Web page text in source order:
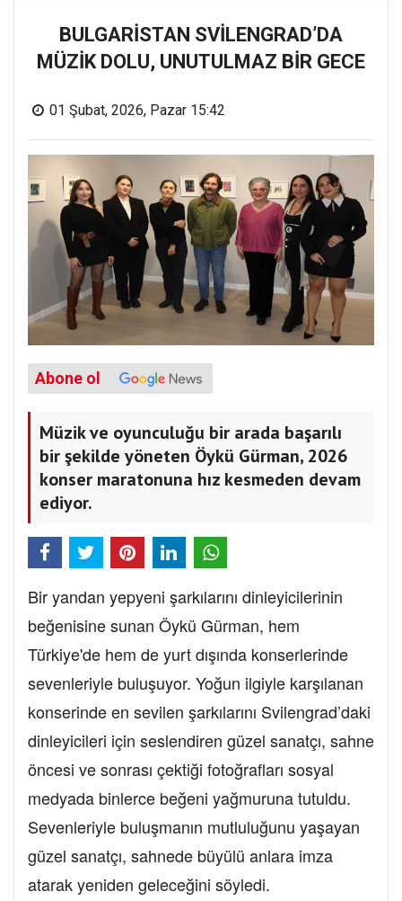
BULGARİSTAN SVİLENGRAD’DA
MÜZİK DOLU, UNUTULMAZ BİR GECE
01 Şubat, 2026, Pazar 15:42
Abone ol
Müzik ve oyunculuğu bir arada başarılı
bir şekilde yöneten Öykü Gürman, 2026
konser maratonuna hız kesmeden devam
ediyor.
Bir yandan yepyeni şarkılarını dinleyicilerinin
beğenisine sunan Öykü Gürman, hem
Türkiye'de hem de yurt dışında konserlerinde
sevenleriyle buluşuyor. Yoğun ilgiyle karşılanan
konserinde en sevilen şarkılarını Svilengrad’daki
dinleyicileri için seslendiren güzel sanatçı, sahne
öncesi ve sonrası çektiği fotoğrafları sosyal
medyada binlerce beğeni yağmuruna tutuldu.
Sevenleriyle buluşmanın mutluluğunu yaşayan
güzel sanatçı, sahnede büyülü anlara imza
atarak yeniden geleceğini söyledi.